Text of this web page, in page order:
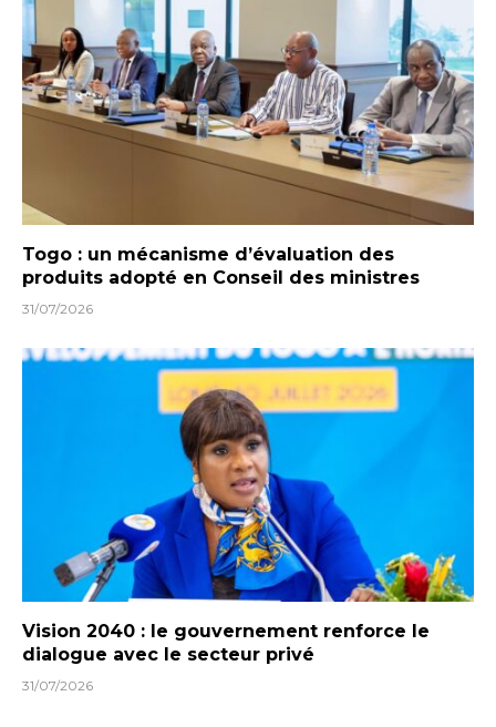
Togo : un mécanisme d’évaluation des
produits adopté en Conseil des ministres
31/07/2026
Vision 2040 : le gouvernement renforce le
dialogue avec le secteur privé
31/07/2026